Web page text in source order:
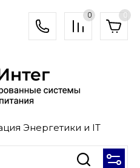
0 0
Энергетики и IT